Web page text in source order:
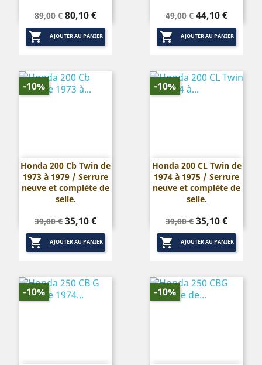
Prix
de
base
89,00 € Prix
80,10 €
 AJOUTER AU PANIER
Prix
de
base
49,00 € Prix
44,10 €
 AJOUTER AU PANIER
Honda 200 Cb Twin de
1973 à 1979 / Serrure
neuve et complète de
selle.
Prix
de
base
39,00 € Prix
35,10 €
 AJOUTER AU PANIER
-10%
Honda 200 CL Twin de
1974 à 1975 / Serrure
neuve et complète de
selle.
Prix
de
base
39,00 € Prix
35,10 €
 AJOUTER AU PANIER
-10%
-10% -10%